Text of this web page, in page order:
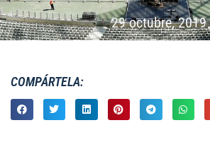
29 octubre, 2019
COMPÁRTELA: